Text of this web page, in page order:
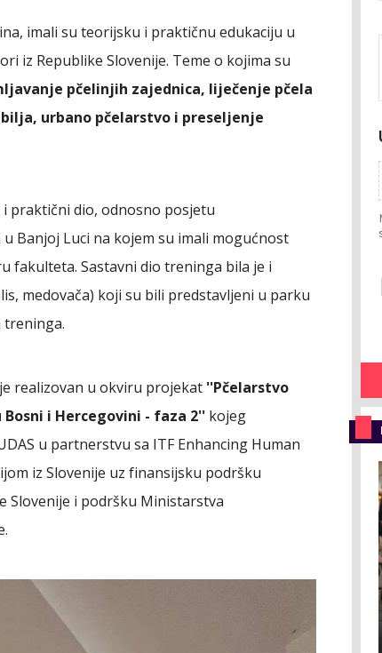
imali su teorijsku i praktičnu edukaciju u
iz Republike Slovenije. Teme o kojima su
pčelinjih zajednica, liječenje pčela
urbano pčelarstvo i preseljenje
praktični dio, odnosno posjetu
Banjoj Luci na kojem su imali mogućnost
fakulteta. Sastavni dio treninga bila je i
medovača) koji su bili predstavljeni u parku
treninga.
realizovan u okviru projekat ''Pčelarstvo
i Hercegovini - faza 2'' kojeg
u partnerstvu sa ITF Enhancing Human
iz Slovenije uz finansijsku podršku
Slovenije i podršku Ministarstva